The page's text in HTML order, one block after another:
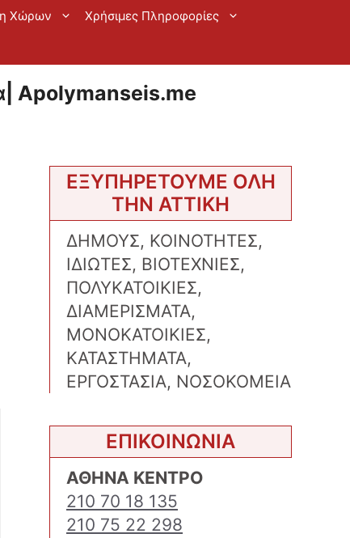
Χώρων Χρήσιμες Πληροφορίες
Apolymanseis.me
ΕΞΥΠΗΡΕΤΟΥΜΕ ΟΛΗ
ΤΗΝ ΑΤΤΙΚΗ
ΔΗΜΟΥΣ, ΚΟΙΝΟΤΗΤΕΣ,
ΙΔΙΩΤΕΣ, ΒΙΟΤΕΧΝΙΕΣ,
ΠΟΛΥΚΑΤΟΙΚΙΕΣ,
ΔΙΑΜΕΡΙΣΜΑΤΑ,
ΜΟΝΟΚΑΤΟΙΚΙΕΣ,
ΚΑΤΑΣΤΗΜΑΤΑ,
ΕΡΓΟΣΤΑΣΙΑ, ΝΟΣΟΚΟΜΕΙΑ
ΕΠΙΚΟΙΝΩΝΙΑ
ΑΘΗΝΑ ΚΕΝΤΡΟ
210 70 18 135
210 75 22 298